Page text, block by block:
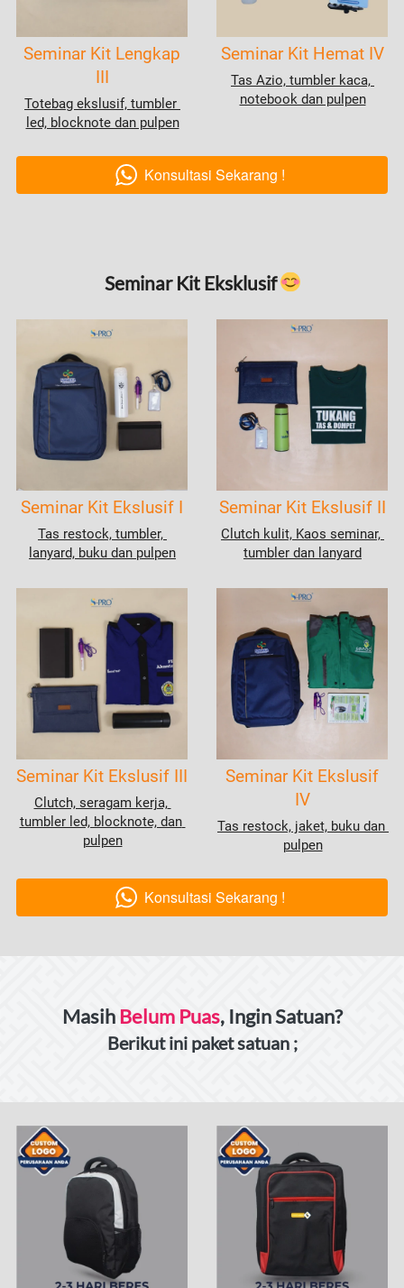
Seminar Kit Lengkap
III
Totebag ekslusif, tumbler
led, blocknote dan pulpen
Seminar Kit Hemat IV
Tas Azio, tumbler kaca,
notebook dan pulpen
` Konsultasi Sekarang !
Seminar Kit Eksklusif
Seminar Kit Ekslusif I
Tas restock, tumbler,
lanyard, buku dan pulpen
Seminar Kit Ekslusif II
Clutch kulit, Kaos seminar,
tumbler dan lanyard
Seminar Kit Ekslusif III
Clutch, seragam kerja,
tumbler led, blocknote, dan
pulpen
Seminar Kit Ekslusif
IV
Tas restock, jaket, buku dan
pulpen
` Konsultasi Sekarang !
Masih Belum Puas, Ingin Satuan?
Berikut ini paket satuan ;